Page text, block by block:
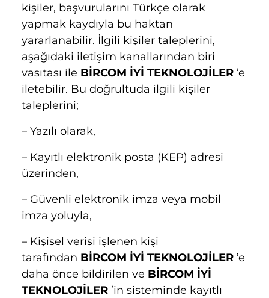
kişiler, başvurularını Türkçe olarak
yapmak kaydıyla bu haktan
yararlanabilir. İlgili kişiler taleplerini,
aşağıdaki iletişim kanallarından biri
vasıtası ile BİRCOM İYİ TEKNOLOJİLER ’e
iletebilir. Bu doğrultuda ilgili kişiler
taleplerini;
– Yazılı olarak,
– Kayıtlı elektronik posta (KEP) adresi
üzerinden,
– Güvenli elektronik imza veya mobil
imza yoluyla,
– Kişisel verisi işlenen kişi
tarafından BİRCOM İYİ TEKNOLOJİLER ’e
daha önce bildirilen ve BİRCOM İYİ
TEKNOLOJİLER ’in sisteminde kayıtlı